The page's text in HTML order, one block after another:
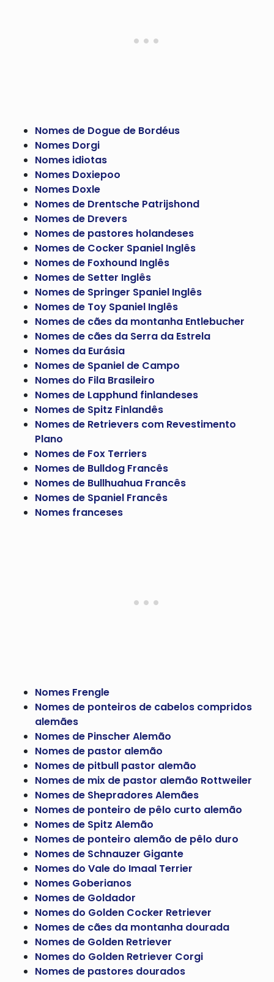
Nomes de Dogue de Bordéus
Nomes Dorgi
Nomes idiotas
Nomes Doxiepoo
Nomes Doxle
Nomes de Drentsche Patrijshond
Nomes de Drevers
Nomes de pastores holandeses
Nomes de Cocker Spaniel Inglês
Nomes de Foxhound Inglês
Nomes de Setter Inglês
Nomes de Springer Spaniel Inglês
Nomes de Toy Spaniel Inglês
Nomes de cães da montanha Entlebucher
Nomes de cães da Serra da Estrela
Nomes da Eurásia
Nomes de Spaniel de Campo
Nomes do Fila Brasileiro
Nomes de Lapphund finlandeses
Nomes de Spitz Finlandês
Nomes de Retrievers com Revestimento
Plano
Nomes de Fox Terriers
Nomes de Bulldog Francês
Nomes de Bullhuahua Francês
Nomes de Spaniel Francês
Nomes franceses
Nomes Frengle
Nomes de ponteiros de cabelos compridos
alemães
Nomes de Pinscher Alemão
Nomes de pastor alemão
Nomes de pitbull pastor alemão
Nomes de mix de pastor alemão Rottweiler
Nomes de Shepradores Alemães
Nomes de ponteiro de pêlo curto alemão
Nomes de Spitz Alemão
Nomes de ponteiro alemão de pêlo duro
Nomes de Schnauzer Gigante
Nomes do Vale do Imaal Terrier
Nomes Goberianos
Nomes de Goldador
Nomes do Golden Cocker Retriever
Nomes de cães da montanha dourada
Nomes de Golden Retriever
Nomes do Golden Retriever Corgi
Nomes de pastores dourados